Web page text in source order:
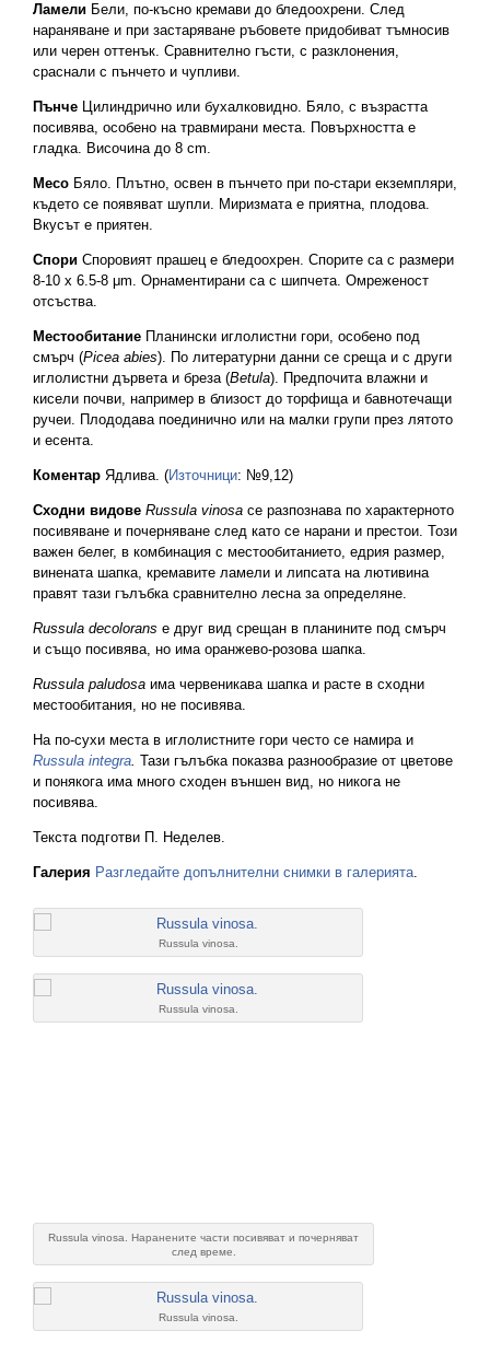
Ламели Бели, по-късно кремави до бледоохрени. След
нараняване и при застаряване ръбовете придобиват тъмносив
или черен оттенък. Сравнително гъсти, с разклонения,
сраснали с пънчето и чупливи.
Пънче Цилиндрично или бухалковидно. Бяло, с възрастта
посивява, особено на травмирани места. Повърхността е
гладка. Височина до 8 cm.
Месо Бяло. Плътно, освен в пънчето при по-стари екземпляри,
където се появяват шупли. Миризмата е приятна, плодова.
Вкусът е приятен.
Спори Споровият прашец е бледоохрен. Спорите са с размери
8-10 x 6.5-8 μm. Орнаментирани са с шипчета. Омреженост
отсъства.
Местообитание Планински иглолистни гори, особено под
смърч (Picea abies). По литературни данни се среща и с други
иглолистни дървета и бреза (Betula). Предпочита влажни и
кисели почви, например в близост до торфища и бавнотечащи
ручеи. Плододава поединично или на малки групи през лятото
и есента.
Коментар Ядлива. (Източници: №9,12)
Сходни видове Russula vinosa се разпознава по характерното
посивяване и почерняване след като се нарани и престои. Този
важен белег, в комбинация с местообитанието, едрия размер,
винената шапка, кремавите ламели и липсата на лютивина
правят тази гълъбка сравнително лесна за определяне.
Russula decolorans е друг вид срещан в планините под смърч
и също посивява, но има оранжево-розова шапка.
Russula paludosa има червеникава шапка и расте в сходни
местообитания, но не посивява.
На по-сухи места в иглолистните гори често се намира и
Russula integra. Тази гълъбка показва разнообразие от цветове
и понякога има много сходен външен вид, но никога не
посивява.
Текста подготви П. Неделев.
Галерия Разгледайте допълнителни снимки в галерията.
Russula vinosa.
Russula vinosa.
Russula vinosa. Наранените части посивяват и почерняват
след време.
Russula vinosa.